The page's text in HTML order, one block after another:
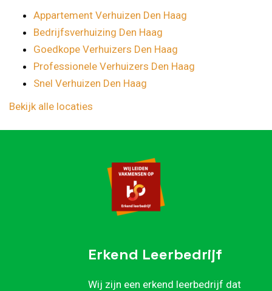
Appartement Verhuizen Den Haag
Bedrijfsverhuizing Den Haag
Goedkope Verhuizers Den Haag
Professionele Verhuizers Den Haag
Snel Verhuizen Den Haag
Bekijk alle locaties
Erkend Leerbedrijf
Wij zijn een erkend leerbedrijf dat